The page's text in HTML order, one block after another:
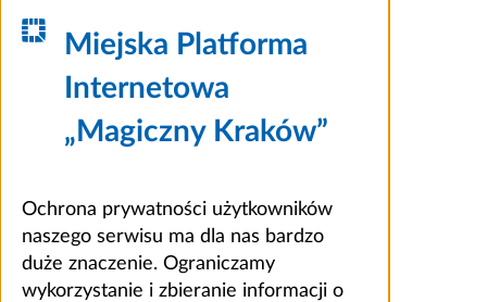
Miejska Platforma
Internetowa
„Magiczny Kraków”
Ochrona prywatności użytkowników
naszego serwisu ma dla nas bardzo
duże znaczenie. Ograniczamy
wykorzystanie i zbieranie informacji o